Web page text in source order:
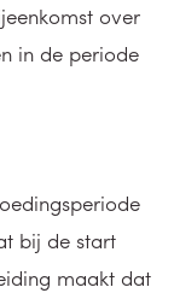
over
in de periode
bij de start
maakt dat